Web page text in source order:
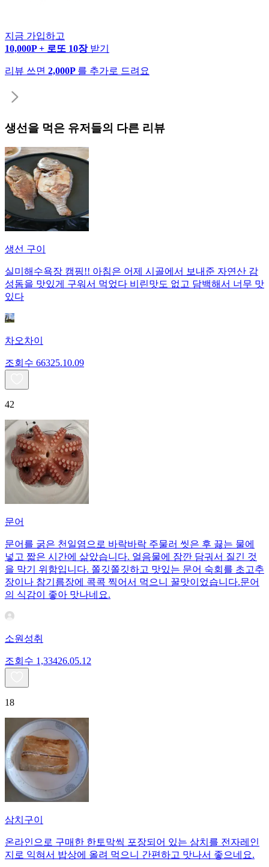
지금 가입하고
10,000P + 로또 10장 받기
리뷰 쓰면 2,000P 를 추가로 드려요
생선을 먹은 유저들의 다른 리뷰
생선 구이
실미해수욕장 캠핑!! 아침은 어제 시골에서 보내준 자연산 감
성돔을 맛있게 구워서 먹었다 비린맛도 없고 담백해서 너무 맛
있다
차오차이
조회수 66325.10.09
42
문어
문어를 굵은 천일염으로 바락바락 주물러 씻은 후 끓는 물에
넣고 짧은 시간에 삶았습니다. 얼음물에 잠깐 담궈서 질긴 것
을 막기 위함입니다. 쫄깃쫄깃하고 맛있는 문어 숙회를 초고추
장이나 참기름장에 콕콕 찍어서 먹으니 꿀맛이었습니다.문어
의 식감이 좋아 맛나네요.
소원성취
조회수 1,33426.05.12
18
삼치구이
온라인으로 구매한 한토막씩 포장되어 있는 삼치를 전자레인
지로 익혀서 밥상에 올려 먹으니 간편하고 맛나서 좋으네요.